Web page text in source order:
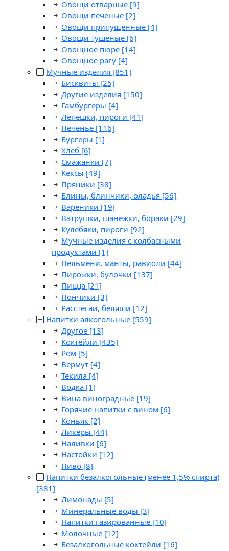
Овощи отварные [9]
Овощи печеные [2]
Овощи припущенные [4]
Овощи тушеные [6]
Овощное пюре [14]
Овощное рагу [4]
Мучные изделия [851]
Бисквиты [25]
Другие изделия [150]
Гамбургеры [4]
Лепешки, пироги [41]
Печенье [116]
Бургеры [1]
Хлеб [6]
Смажанки [7]
Кексы [49]
Пряники [38]
Блины, блинчики, оладья [56]
Вареники [19]
Ватрушки, шанежки, бораки [29]
Кулебяки, пироги [92]
Мучные изделия с колбасными
продуктами [1]
Пельмени, манты, равиоли [44]
Пирожки, булочки [137]
Пицца [21]
Пончики [3]
Расстегаи, беляши [12]
Напитки алкогольные [559]
Другое [13]
Коктейли [435]
Ром [5]
Вермут [4]
Текила [4]
Водка [1]
Вина виноградные [19]
Горячие напитки с вином [6]
Коньяк [2]
Ликеры [44]
Наливки [6]
Настойки [12]
Пиво [8]
Напитки безалкогольные (менее 1,5% спирта)
[381]
Лимонады [5]
Минеральные воды [3]
Напитки газированные [10]
Молочные [12]
Безалкогольные коктейли [16]